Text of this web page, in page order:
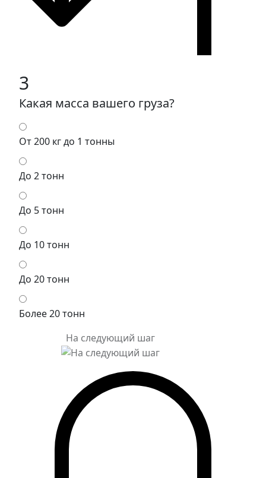
3
Какая масса вашего груза?
От 200 кг до 1 тонны
До 2 тонн
До 5 тонн
До 10 тонн
До 20 тонн
Более 20 тонн
На следующий шаг